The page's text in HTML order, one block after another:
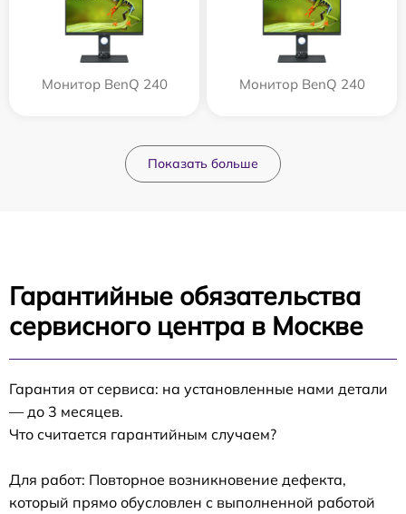
Монитор BenQ 240 Монитор BenQ 240
Показать больше
Гарантийные обязательства
сервисного центра в Москве
Гарантия от сервиса: на установленные нами детали
— до 3 месяцев.
Что считается гарантийным случаем?
Для работ: Повторное возникновение дефекта,
который прямо обусловлен с выполненной работой